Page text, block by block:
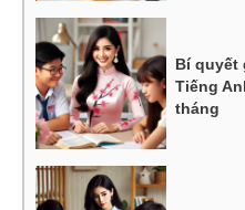
Bí quyết
Tiếng
tháng